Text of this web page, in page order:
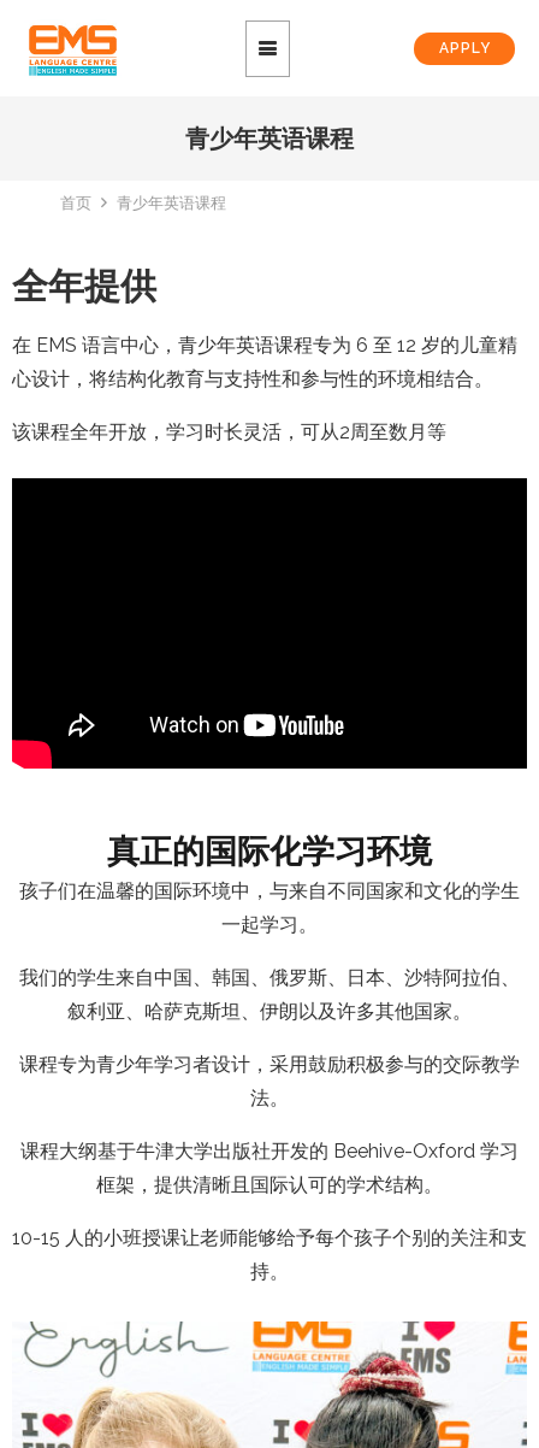
APPLY
青少年英语课程
首页 青少年英语课程
全年提供
在 EMS 语言中心，青少年英语课程专为 6 至 12 岁的儿童精
心设计，将结构化教育与支持性和参与性的环境相结合。
该课程全年开放，学习时长灵活，可从2周至数月等
真正的国际化学习环境
孩子们在温馨的国际环境中，与来自不同国家和文化的学生
一起学习。
我们的学生来自中国、韩国、俄罗斯、日本、沙特阿拉伯、
叙利亚、哈萨克斯坦、伊朗以及许多其他国家。
课程专为青少年学习者设计，采用鼓励积极参与的交际教学
法。
课程大纲基于牛津大学出版社开发的 Beehive-Oxford 学习
框架，提供清晰且国际认可的学术结构。
10-15 人的小班授课让老师能够给予每个孩子个别的关注和支
持。